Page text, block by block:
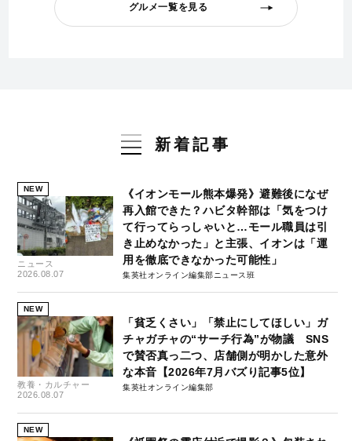
グルメ一覧を見る
新着記事
NEW
ニュース
2026.08.07
《イオンモール熊本爆発》避難後になぜ
再入館できた？ハビタ幹部は「気をつけ
て行ってらっしゃいと…モール職員は引
き止めなかった」と主張、イオンは「運
用を徹底できなかった可能性」
集英社オンライン編集部ニュース班
NEW
教養・カルチャー
2026.08.07
「貧乏くさい」「禁止にしてほしい」ガ
チャガチャの“サーチ行為”が物議 SNS
で賛否真っ二つ、店舗側が明かした意外
な本音【2026年7月バズり記事5位】
集英社オンライン編集部
NEW